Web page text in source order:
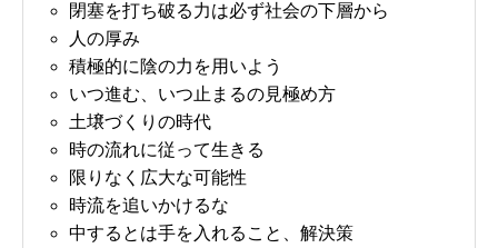
閉塞を打ち破る力は必ず社会の下層から
人の厚み
積極的に陰の力を用いよう
いつ進む、いつ止まるの見極め方
土壌づくりの時代
時の流れに従って生きる
限りなく広大な可能性
時流を追いかけるな
中するとは手を入れること、解決策